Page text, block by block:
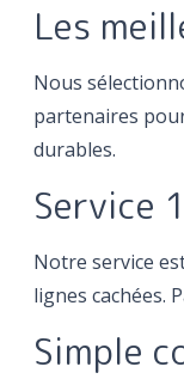
Les
Nous
partenaires
durables.
Service
Notre service
lignes cachées.
Simple